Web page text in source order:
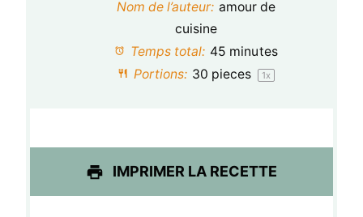
i
s
i
s
o
i
s
i
s
i
Nom de l’auteur: amour de
cuisine
Temps total: 45 minutes
Portions: 30 pieces 1x
IMPRIMER LA RECETTE